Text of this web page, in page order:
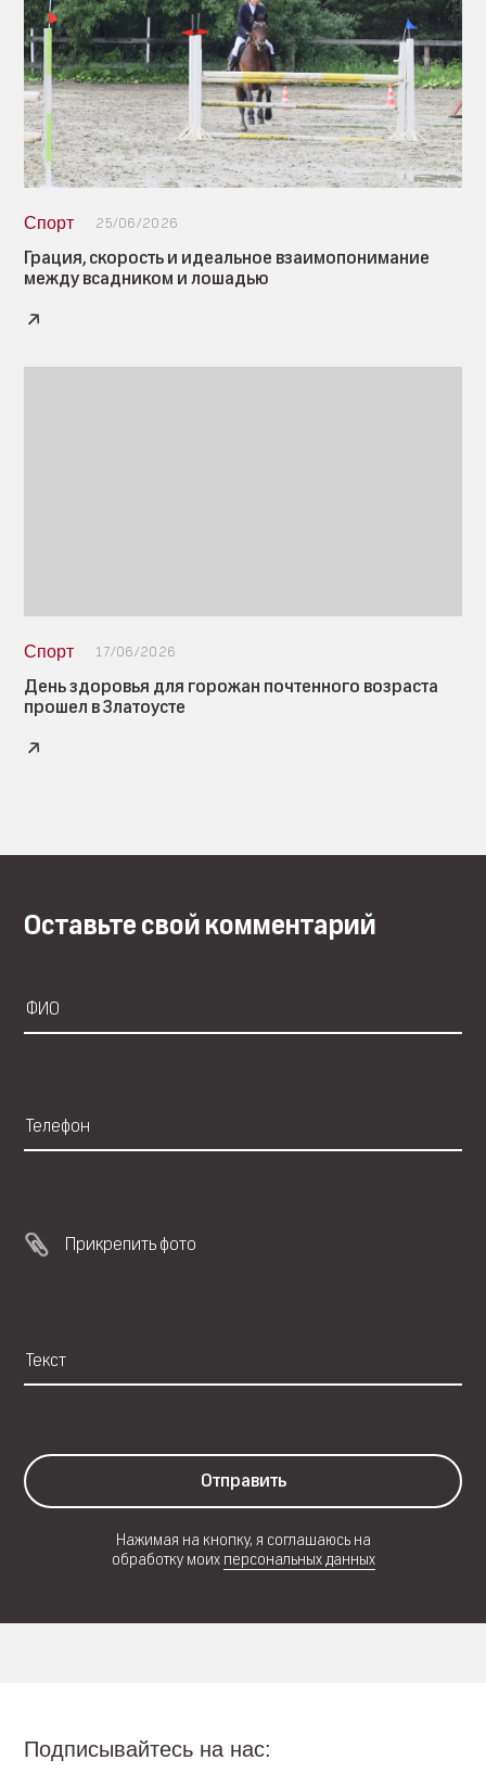
Спорт 25/06/2026
Грация, скорость и идеальное взаимопонимание
между всадником и лошадью
Спорт 17/06/2026
День здоровья для горожан почтенного возраста
прошел в Златоусте
Оставьте свой комментарий
Прикрепить фото
Отправить
Нажимая на кнопку, я соглашаюсь на
обработку моих персональных данных
Подписывайтесь на нас: